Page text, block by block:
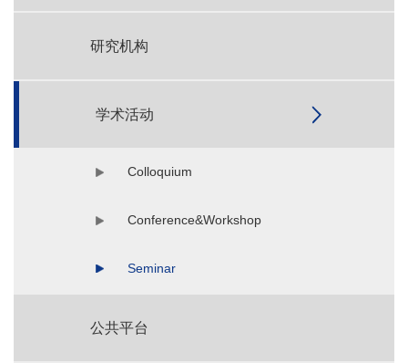
研究机构
学术活动
Colloquium
Conference&Workshop
Seminar
公共平台